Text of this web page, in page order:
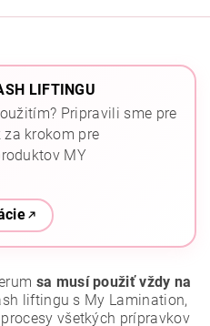
LIFTINGU
Pripravili sme pre
krokom pre
MY
sa musí použiť vždy na
liftingu s My Lamination,
všetkých prípravkov